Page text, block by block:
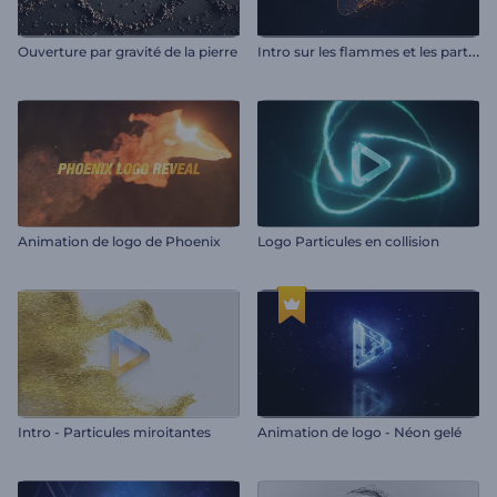
Ouverture par gravité de la pierre I
ntro sur les flammes et les particules
Animation de logo de Phoenix Logo Particules en collision
Intro - Particules miroitantes Animation de logo - Néon gelé